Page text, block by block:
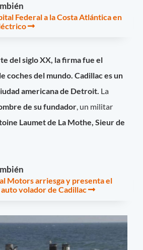
Federal a la Costa Atlántica en
del siglo XX, la firma fue el
coches del mundo. Cadillac es un
americana de Detroit. La
de su fundador, un militar
Laumet de La Mothe, Sieur de
Motors arriesga y presenta el
volador de Cadillac